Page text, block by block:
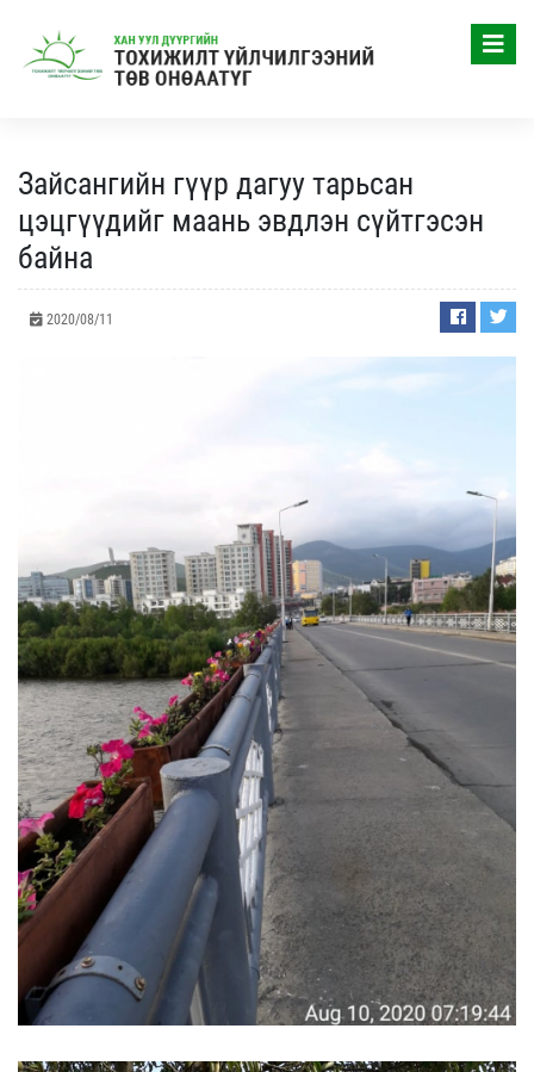
Зайсангийн гүүр дагуу тарьсан
цэцгүүдийг маань эвдлэн сүйтгэсэн
байна
2020/08/11